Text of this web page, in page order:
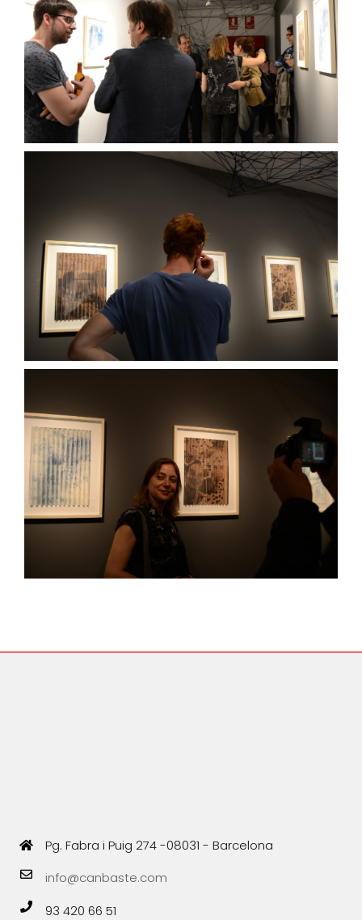
Pg. Fabra i Puig 274 -08031 - Barcelona
info@canbaste.com
93 420 66 51